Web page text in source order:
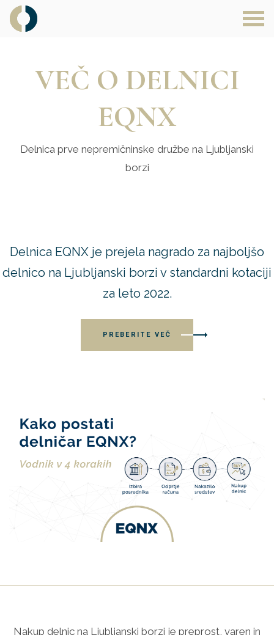
Main Navigation
VEČ O DELNICI
EQNX
Delnica prve nepremičninske družbe na Ljubljanski
borzi
Delnica EQNX je prejela nagrado za najboljšo
delnico na Ljubljanski borzi v standardni kotaciji
za leto 2022.
PREBERITE VEČ
Nakup delnic na Ljubljanski borzi je preprost, varen in